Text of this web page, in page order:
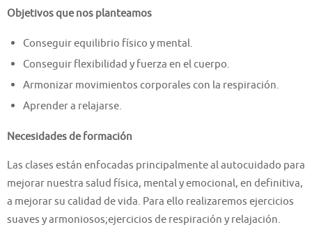
Objetivos que nos planteamos
Conseguir equilibrio físico y mental.
Conseguir flexibilidad y fuerza en el cuerpo.
Armonizar movimientos corporales con la respiración.
Aprender a relajarse.
Necesidades de formación
Las clases están enfocadas principalmente al autocuidado para
mejorar nuestra salud física, mental y emocional, en definitiva,
a mejorar su calidad de vida. Para ello realizaremos ejercicios
suaves y armoniosos;ejercicios de respiración y relajación.